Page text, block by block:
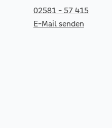
02581 - 57 415
E-Mail senden